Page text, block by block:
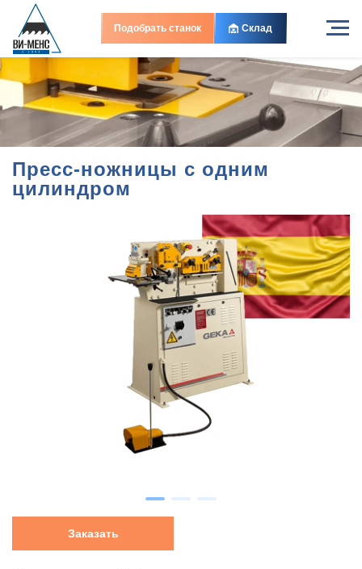
Подобрать станок Склад
Пресс-ножницы с одним
цилиндром
Заказать
В наличии
В наличии